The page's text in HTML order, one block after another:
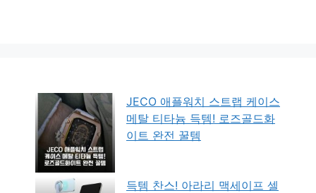
JECO 애플워치 스트랩 케이스
메탈 티타늄 득템! 로즈골드화
이트 완전 꿀템
득템 찬스! 아라리 맥세이프 셀